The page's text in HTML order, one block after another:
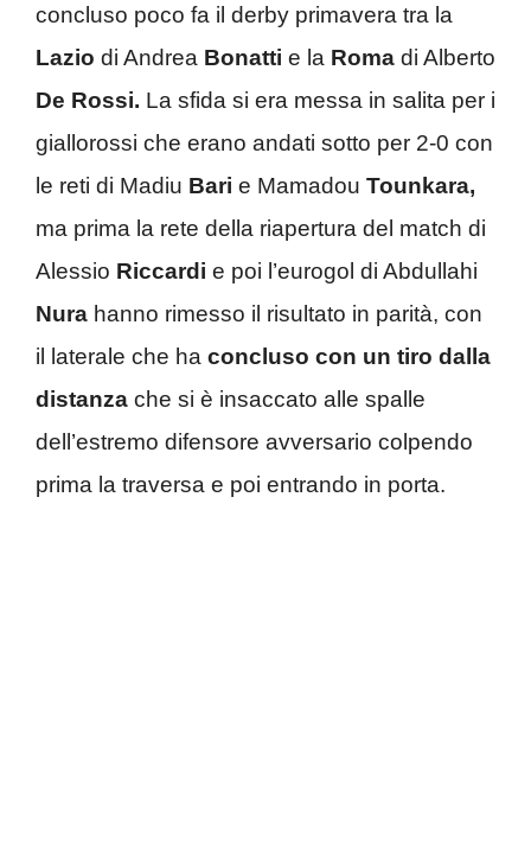
concluso poco fa il derby primavera tra la
Lazio di Andrea Bonatti e la Roma di Alberto
De Rossi. La sfida si era messa in salita per i
giallorossi che erano andati sotto per 2-0 con
le reti di Madiu Bari e Mamadou Tounkara,
ma prima la rete della riapertura del match di
Alessio Riccardi e poi l’eurogol di Abdullahi
Nura hanno rimesso il risultato in parità, con
il laterale che ha concluso con un tiro dalla
distanza che si è insaccato alle spalle
dell’estremo difensore avversario colpendo
prima la traversa e poi entrando in porta.